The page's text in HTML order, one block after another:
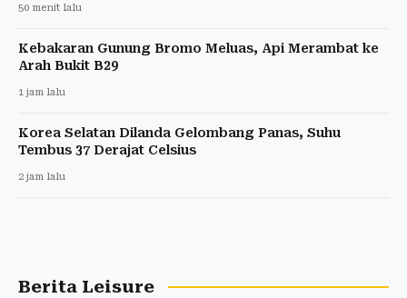
50 menit lalu
Kebakaran Gunung Bromo Meluas, Api Merambat ke
Arah Bukit B29
1 jam lalu
Korea Selatan Dilanda Gelombang Panas, Suhu
Tembus 37 Derajat Celsius
2 jam lalu
Berita Leisure